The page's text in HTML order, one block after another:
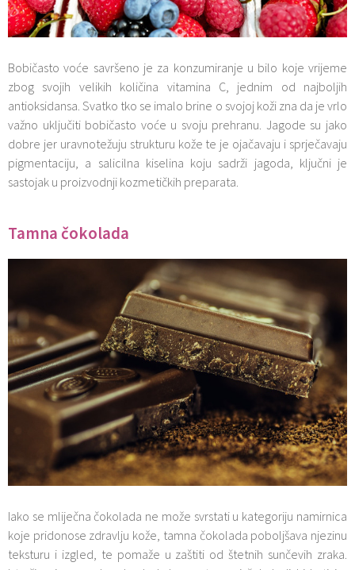
Bobičasto voće savršeno je za konzumiranje u bilo koje vrijeme
zbog svojih velikih količina vitamina C, jednim od najboljih
antioksidansa. Svatko tko se imalo brine o svojoj koži zna da je vrlo
važno uključiti bobičasto voće u svoju prehranu. Jagode su jako
dobre jer uravnotežuju strukturu kože te je ojačavaju i sprječavaju
pigmentaciju, a salicilna kiselina koju sadrži jagoda, ključni je
sastojak u proizvodnji kozmetičkih preparata.
Tamna čokolada
Iako se mliječna čokolada ne može svrstati u kategoriju namirnica
koje pridonose zdravlju kože, tamna čokolada poboljšava njezinu
teksturu i izgled, te pomaže u zaštiti od štetnih sunčevih zraka.